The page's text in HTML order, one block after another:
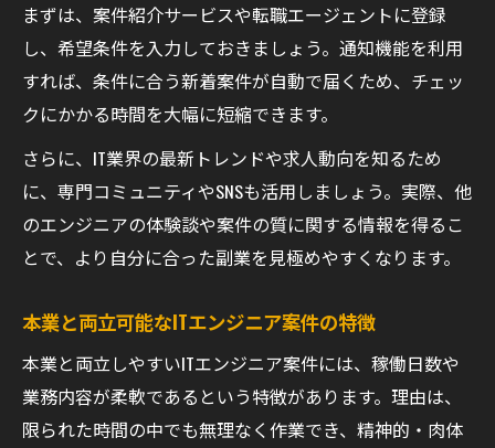
まずは、案件紹介サービスや転職エージェントに登録
し、希望条件を入力しておきましょう。通知機能を利用
すれば、条件に合う新着案件が自動で届くため、チェッ
クにかかる時間を大幅に短縮できます。
さらに、IT業界の最新トレンドや求人動向を知るため
に、専門コミュニティやSNSも活用しましょう。実際、他
のエンジニアの体験談や案件の質に関する情報を得るこ
とで、より自分に合った副業を見極めやすくなります。
本業と両立可能なITエンジニア案件の特徴
本業と両立しやすいITエンジニア案件には、稼働日数や
業務内容が柔軟であるという特徴があります。理由は、
限られた時間の中でも無理なく作業でき、精神的・肉体